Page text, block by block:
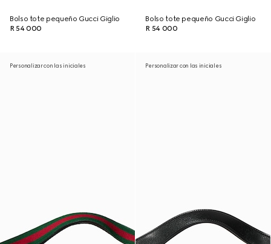
Bolso tote pequeño Gucci Giglio
R 54 000
Bolso tote pequeño Gucci Giglio
R 54 000
Personalizar con las iniciales Personalizar con las iniciales